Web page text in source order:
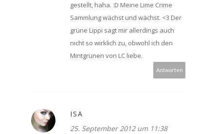
gestellt, haha. :D Meine Lime Crime
Sammlung wächst und wächst. <3 Der
grüne Lippi sagt mir allerdings auch
nicht so wirklich zu, obwohl ich den
Mintgrünen von LC liebe.
Antworten
ISA
25. September 2012 um 11:38